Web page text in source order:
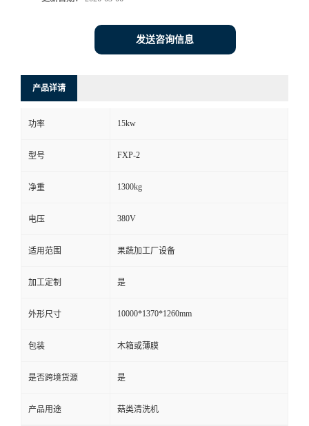
发送咨询信息
产品详请
功率 15kw
型号 FXP-2
净重 1300kg
电压 380V
适用范围 果蔬加工厂设备
加工定制 是
外形尺寸 10000*1370*1260mm
包装 木箱或薄膜
是否跨境货源 是
产品用途 菇类清洗机